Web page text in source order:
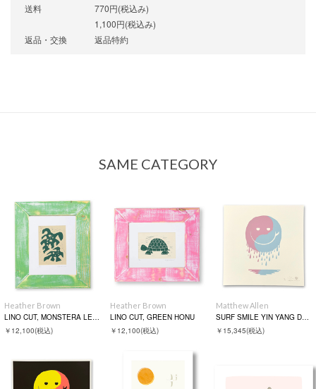
送料
770円(税込み)
1,100円(税込み)
返品・交換
返品特約
SAME CATEGORY
Heather Brown
LINO CUT, MONSTERA LEAVES
￥12,100(税込)
Heather Brown
LINO CUT, GREEN HONU
￥12,100(税込)
Matthew Allen
SURF SMILE YIN YANG DRIP WHITE
￥15,345(税込)